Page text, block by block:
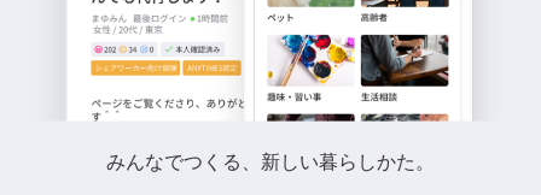
みんなでつくる、新しい暮らしかた。